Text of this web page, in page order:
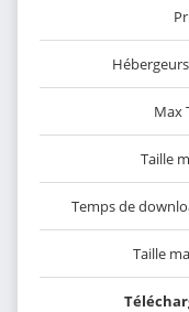
Max
Taille
Temps de
Taille